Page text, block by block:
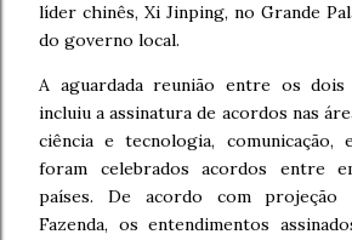
líder chinês, Xi Jinping, no Grande
do governo local.
A aguardada reunião entre os dois
incluiu a assinatura de acordos nas
ciência e tecnologia, comunicação,
foram celebrados acordos entre
países. De acordo com
Fazenda, os entendimentos